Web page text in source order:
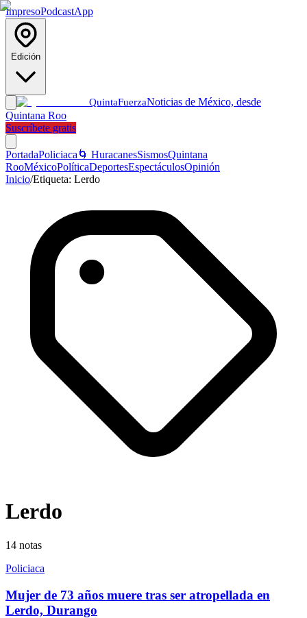
ImpresoPodcastApp
Edición
QuintaFuerzaNoticias de México, desde
Quintana Roo
Suscríbete gratis
PortadaPoliciaca 🌀 HuracanesSismosQuintana
RooMéxicoPolíticaDeportesEspectáculosOpinión
Inicio/Etiqueta: Lerdo
Lerdo
14 notas
Policiaca
Mujer de 73 años muere tras ser atropellada en
Lerdo, Durango